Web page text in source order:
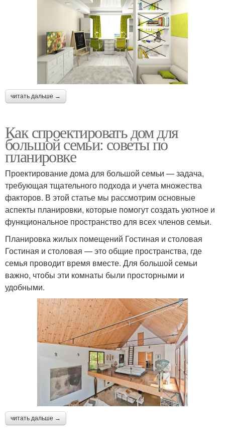
читать дальше →
Как спроектировать дом для
большой семьи: советы по
планировке
Проектирование дома для большой семьи — задача,
требующая тщательного подхода и учета множества
факторов. В этой статье мы рассмотрим основные
аспекты планировки, которые помогут создать уютное и
функциональное пространство для всех членов семьи.
Планировка жилых помещений Гостиная и столовая
Гостиная и столовая — это общие пространства, где
семья проводит время вместе. Для большой семьи
важно, чтобы эти комнаты были просторными и
удобными.
читать дальше →